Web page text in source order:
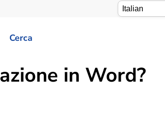
Cerca
in Word?